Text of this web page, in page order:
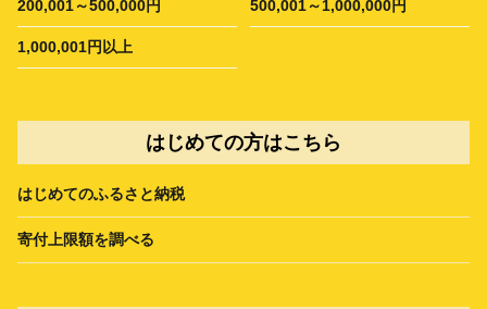
200,001～500,000円 500,001～1,000,000円
1,000,001円以上
はじめての方はこちら
はじめてのふるさと納税
寄付上限額を調べる